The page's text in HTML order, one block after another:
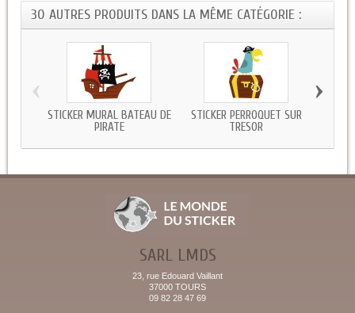
30 AUTRES PRODUITS DANS LA MÊME CATÉGORIE :
STICKER MURAL BATEAU DE
PIRATE
STICKER PERROQUET SUR
TRESOR
‹ ›
SARL LMDS
23, rue Edouard Vaillant
37000 TOURS
09 82 28 47 69